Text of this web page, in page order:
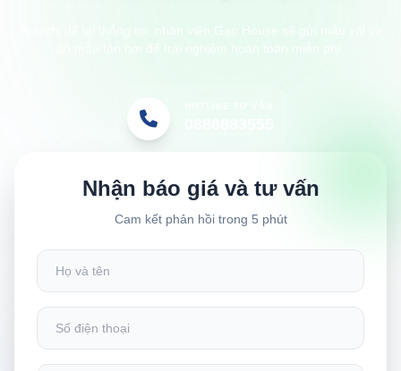
Nhận báo giá và tư vấn
Cam kết phản hồi trong 5 phút